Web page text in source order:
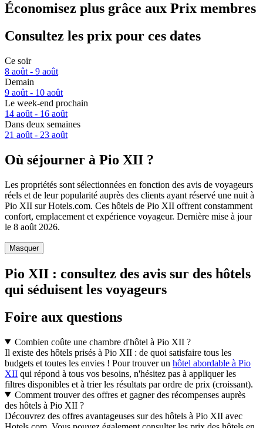
Économisez plus grâce aux Prix membres
Consultez les prix pour ces dates
Ce soir
8 août - 9 août
Demain
9 août - 10 août
Le week-end prochain
14 août - 16 août
Dans deux semaines
21 août - 23 août
Où séjourner à Pio XII ?
Les propriétés sont sélectionnées en fonction des avis de voyageurs
réels et de leur popularité auprès des clients ayant réservé une nuit à
Pio XII sur Hotels.com. Ces hôtels de Pio XII offrent constamment
confort, emplacement et expérience voyageur. Dernière mise à jour
le 8 août 2026.
Masquer
Pio XII : consultez des avis sur des hôtels
qui séduisent les voyageurs
Foire aux questions
Combien coûte une chambre d'hôtel à Pio XII ?
Il existe des hôtels prisés à Pio XII : de quoi satisfaire tous les
budgets et toutes les envies ! Pour trouver un hôtel abordable à Pio
XII qui répond à tous vos besoins, n'hésitez pas à appliquer les
filtres disponibles et à trier les résultats par ordre de prix (croissant).
Comment trouver des offres et gagner des récompenses auprès
des hôtels à Pio XII ?
Découvrez des offres avantageuses sur des hôtels à Pio XII avec